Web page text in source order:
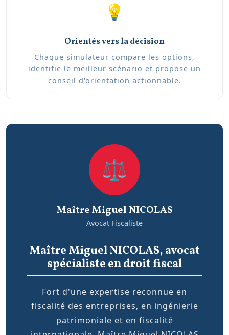
💡
Orientés vers la décision
Chaque simulateur compare les options,
identifie le meilleur scénario et propose un
conseil d'orientation actionnable.
⚖️
Maître Miguel NICOLAS
Avocat Fiscaliste
Maître Miguel NICOLAS, avocat
spécialiste en droit fiscal
Fort d'une expertise reconnue en
fiscalité des entreprises, en ingénierie
patrimoniale et en fiscalité